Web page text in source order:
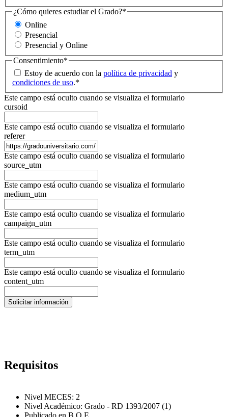
¿Cómo quieres estudiar el Grado?*
Online
Presencial
Presencial y Online
Consentimiento*
Estoy de acuerdo con la política de privacidad y
condiciones de uso.*
Este campo está oculto cuando se visualiza el formulario
cursoid
Este campo está oculto cuando se visualiza el formulario
referer
Este campo está oculto cuando se visualiza el formulario
source_utm
Este campo está oculto cuando se visualiza el formulario
medium_utm
Este campo está oculto cuando se visualiza el formulario
campaign_utm
Este campo está oculto cuando se visualiza el formulario
term_utm
Este campo está oculto cuando se visualiza el formulario
content_utm
Requisitos
Nivel MECES: 2
Nivel Académico: Grado - RD 1393/2007 (1)